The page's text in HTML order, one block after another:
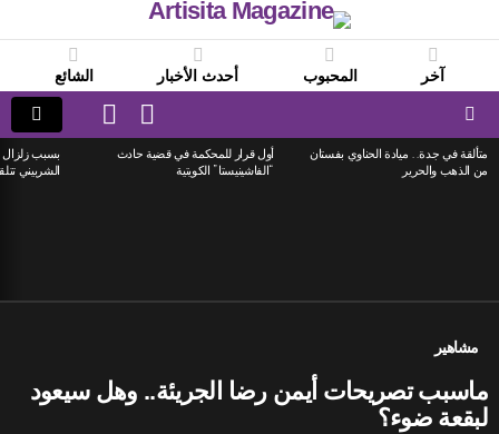
آخر المحبوب أحدث الأخبار الشائع
SWITCH
SKIN
LOGIN
LATEST
STORIES
متألقة في جدة.. ميادة الحناوي بفستان
من الذهب والحرير
أول قرار للمحكمة في قضية حادث
“الفاشينيستا” الكويتية
بسبب زلزال
الشربيني
مشاهير
ماسبب تصريحات أيمن رضا الجريئة.. وهل سيعود
لبقعة ضوء؟